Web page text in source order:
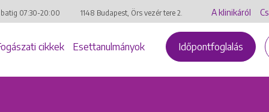
07:30-20:00 1148 Budapest, Örs vezér tere 2. A klinikáról
cikkek Esettanulmányok Időpontfoglalás